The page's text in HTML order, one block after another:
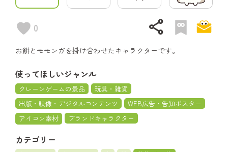
0 share
お餅とモモンガを掛け合わせたキャラクターです。
使ってほしいジャンル
クレーンゲームの景品
玩具・雑貨
出版・映像・デジタルコンテンツ
WEB広告・告知ポスター
アイコン素材
ブランドキャラクター
カテゴリー